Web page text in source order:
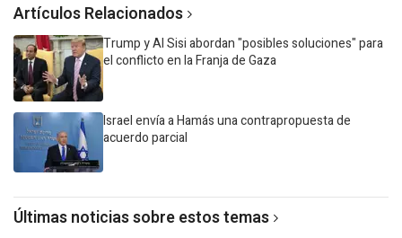
Artículos Relacionados
Trump y Al Sisi abordan "posibles soluciones" para
el conflicto en la Franja de Gaza
Israel envía a Hamás una contrapropuesta de
acuerdo parcial
Últimas noticias sobre estos temas